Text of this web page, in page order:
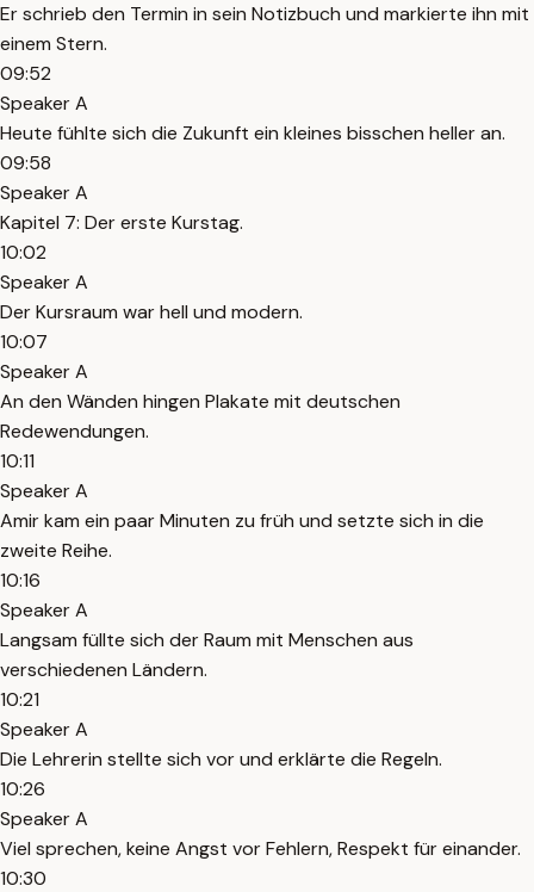
Er schrieb den Termin in sein Notizbuch und markierte ihn mit
einem Stern.
09:52
Speaker A
Heute fühlte sich die Zukunft ein kleines bisschen heller an.
09:58
Speaker A
Kapitel 7: Der erste Kurstag.
10:02
Speaker A
Der Kursraum war hell und modern.
10:07
Speaker A
An den Wänden hingen Plakate mit deutschen
Redewendungen.
10:11
Speaker A
Amir kam ein paar Minuten zu früh und setzte sich in die
zweite Reihe.
10:16
Speaker A
Langsam füllte sich der Raum mit Menschen aus
verschiedenen Ländern.
10:21
Speaker A
Die Lehrerin stellte sich vor und erklärte die Regeln.
10:26
Speaker A
Viel sprechen, keine Angst vor Fehlern, Respekt für einander.
10:30